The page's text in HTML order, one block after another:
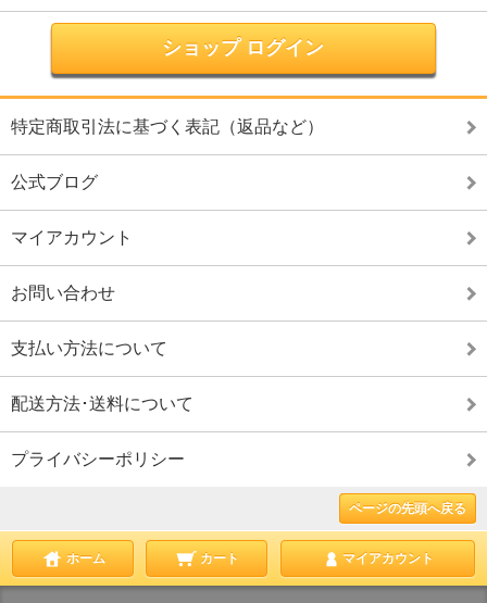
ショップ ログイン
特定商取引法に基づく表記（返品など）
公式ブログ
マイアカウント
お問い合わせ
支払い方法について
配送方法･送料について
プライバシーポリシー
ページの先頭へ戻る
ホーム カート マイアカウント